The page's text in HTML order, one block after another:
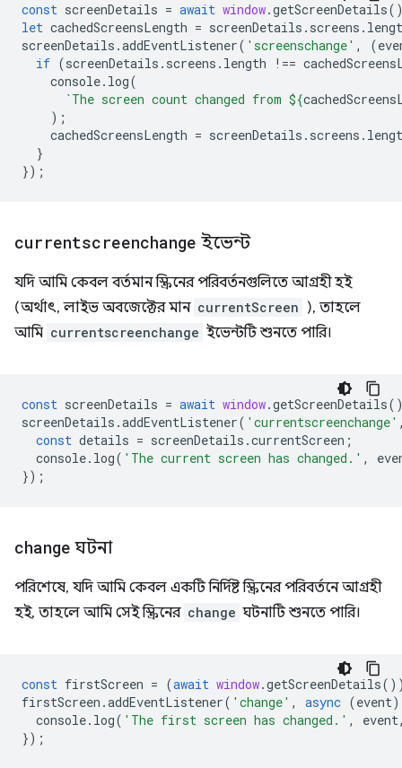
const screenDetails = await window.getScreenDetails
let cachedScreensLength = screenDetails . screens .
screenDetails .addEventListener( 'screenschange' , (
if (screenDetails . screens . length !==
console. log(
`The screen count changed from ${
);
cachedScreensLength = screenDetails . screens .
}
});
currentscreenchange ইভেন্ট
যদি আমি কেবল বর্তমান স্ক্রিনের পরিবর্তনগুলিতে আগ্রহী হই
(অর্থাৎ, লাইভ অবজেক্টের মান currentScreen ), তাহলে
আমি currentscreenchange ইভেন্টটি শুনতে পারি।
const screenDetails = await window.getScreenDetails
screenDetails .addEventListener( 'currentscreenchange'
const details = screenDetails .currentScreen ;
console. log( 'The current screen has changed.' ,
});
change ঘটনা
পরিশেষে, যদি আমি কেবল একটি নির্দিষ্ট স্ক্রিনের পরিবর্তনে আগ্রহী
হই, তাহলে আমি সেই স্ক্রিনের change ঘটনাটি শুনতে পারি।
const firstScreen = (await window.getScreenDetails
firstScreen .addEventListener( 'change' , async (event)
console. log( 'The first screen has changed.' , event
});